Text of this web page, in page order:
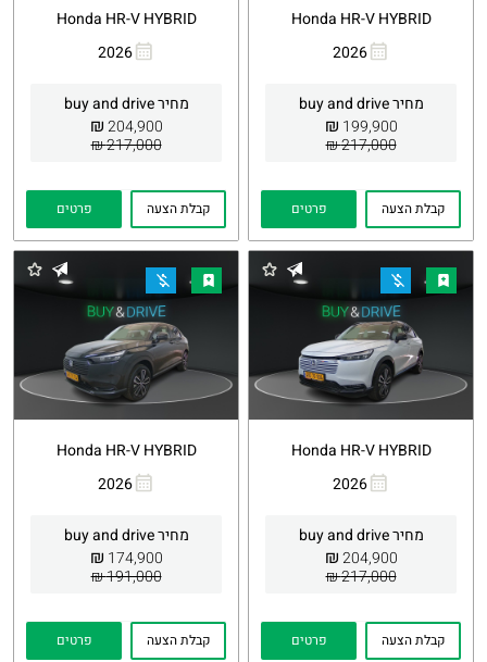
Honda HR-V HYBRID
2026
מחיר buy and drive
199,900
₪
217,000 ₪
Whatsapp
קבלת הצעה פרטים
Honda HR-V HYBRID
2026
מחיר buy and drive
204,900
₪
217,000 ₪
Whatsapp
קבלת הצעה פרטים
Honda HR-V HYBRID
2026
מחיר buy and drive
204,900
₪
217,000 ₪
Whatsapp
קבלת הצעה פרטים
Honda HR-V HYBRID
2026
מחיר buy and drive
174,900
₪
191,000 ₪
Whatsapp
קבלת הצעה פרטים